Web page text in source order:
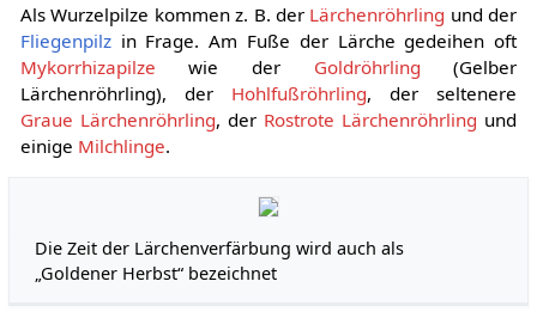
Als Wurzelpilze kommen z. B. der Lärchenröhrling und der
Fliegenpilzin Frage. Am Fuße der Lärche gedeihen oft
Mykorrhizapilze wie der Goldröhrling (Gelber
Lärchenröhrling), der Hohlfußröhrling, der seltenere
Graue Lärchenröhrling, der Rostrote Lärchenröhrling und
einige Milchlinge.
Die Zeit der Lärchenverfärbung wird auch als
„Goldener Herbst“ bezeichnet